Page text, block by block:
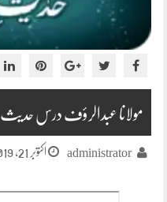
مولانا عبدالرؤف درس حدیث 2019-10-21
administrator اکتوبر 21, 2019